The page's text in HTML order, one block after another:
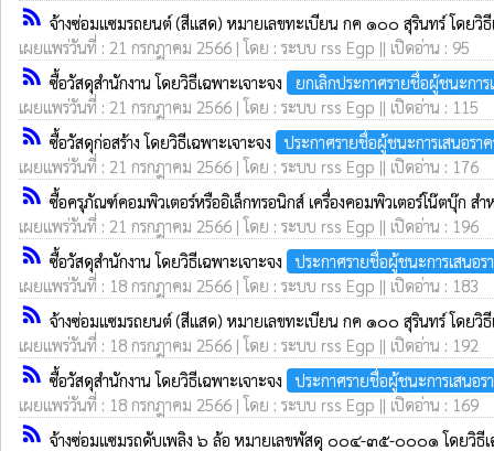
rss_feed จ้างซ่อมแซมรถยนต์ (สีแสด) หมายเลขทะเบียน กค ๑๐๐ สุรินทร์ โดยวิธี
เผยแพร่วันที่ : 21 กรกฎาคม 2566 | โดย : ระบบ rss Egp || เปิดอ่าน : 95
rss_feed ซื้อวัสดุสำนักงาน โดยวิธีเฉพาะเจาะจง
ยกเลิกประกาศรายชื่อผู้ชนะการ
เผยแพร่วันที่ : 21 กรกฎาคม 2566 | โดย : ระบบ rss Egp || เปิดอ่าน : 115
rss_feed ซื้อวัสดุก่อสร้าง โดยวิธีเฉพาะเจาะจง
ประกาศรายชื่อผู้ชนะการเสนอรา
เผยแพร่วันที่ : 21 กรกฎาคม 2566 | โดย : ระบบ rss Egp || เปิดอ่าน : 176
rss_feed ซื้อครุภัณฑ์คอมพิวเตอร์หรืออิเล็กทรอนิกส์ เครื่องคอมพิวเตอร์โน๊ตบุ๊ก สำ
เผยแพร่วันที่ : 21 กรกฎาคม 2566 | โดย : ระบบ rss Egp || เปิดอ่าน : 196
rss_feed ซื้อวัสดุสำนักงาน โดยวิธีเฉพาะเจาะจง
ประกาศรายชื่อผู้ชนะการเสนอร
เผยแพร่วันที่ : 18 กรกฎาคม 2566 | โดย : ระบบ rss Egp || เปิดอ่าน : 183
rss_feed จ้างซ่อมแซมรถยนต์ (สีแสด) หมายเลขทะเบียน กค ๑๐๐ สุรินทร์ โดยวิธี
เผยแพร่วันที่ : 18 กรกฎาคม 2566 | โดย : ระบบ rss Egp || เปิดอ่าน : 192
rss_feed ซื้อวัสดุสำนักงาน โดยวิธีเฉพาะเจาะจง
ประกาศรายชื่อผู้ชนะการเสนอร
เผยแพร่วันที่ : 18 กรกฎาคม 2566 | โดย : ระบบ rss Egp || เปิดอ่าน : 169
rss_feed จ้างซ่อมแซมรถดับเพลิง ๖ ล้อ หมายเลขพัสดุ ๐๐๔-๓๕-๐๐๐๑ โดยวิธีเ